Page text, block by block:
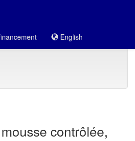
English
contrôlée,